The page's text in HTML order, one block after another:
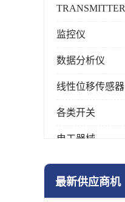
TRANSMITTER
监控仪
数据分析仪
线性位移传感器
各类开关
电工器械
模块化产品
最新供应商机